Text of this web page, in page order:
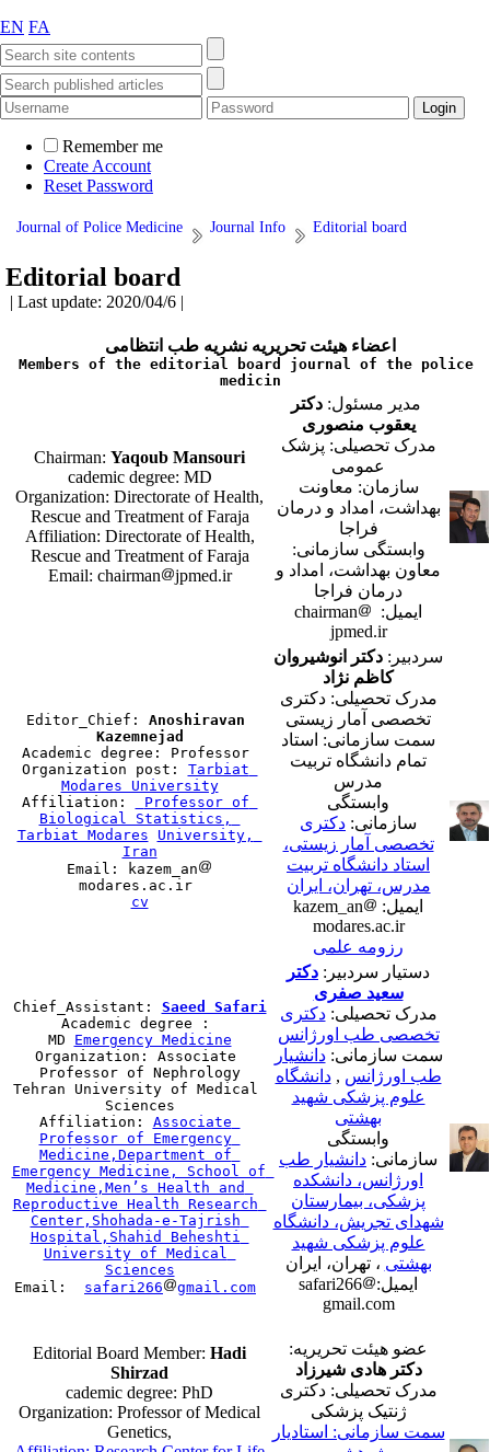
EN FA
Remember me
Create Account
Reset Password
Journal of Police Medicine Journal Info Editorial board
Editorial board
| Last update: 2020/04/6 |
اعضاء هیئت تحریریه نشریه طب انتظامی
Members of the editorial board journal of the police
medicin
مدیر مسئول: دکتر
یعقوب منصوری
مدرک تحصیلی: پزشک
عمومی
سازمان: معاونت
بهداشت، امداد و درمان
فراجا
وابستگی سازمانی:
معاون بهداشت، امداد و
درمان فراجا
ایمیل: chairman
jpmed.ir
Chairman: Yaqoub Mansouri
cademic degree: MD
Organization: Directorate of Health,
Rescue and Treatment of Faraja
Affiliation: Directorate of Health,
Rescue and Treatment of Faraja
Email: chairman
jpmed.ir
سردبیر: دکتر انوشیروان
کاظم نژاد
مدرک تحصیلی: دکتری
تخصصی آمار زیستی
سمت سازمانی: استاد
تمام دانشگاه تربیت
مدرس
وابستگی
سازمانی: دکتری
تخصصی آمار زیستی،
استاد دانشگاه تربیت
مدرس، تهران، ایران
ایمیل: kazem_an
modares.ac.ir
رزومه علمی
Editor_Chief: Anoshiravan
Kazemnejad
Academic degree: Professor
Organization post: Tarbiat
Modares University
Affiliation:
Professor of
Biological Statistics,
Tarbiat Modares
University,
Email: kazem_an
cv
دستیار سردبیر: دکتر
سعید صفری
مدرک تحصیلی:دکتری
تخصصی طب اورژانس
سمت سازمانی:دانشیار
طب اورژانس ,دانشگاه
علوم پزشکی شهید
بهشتی
وابستگی
سازمانی: دانشیار طب
اورژانس، دانشکده
پزشکی، بیمارستان
شهدای تجریش، دانشگاه
علوم پزشکی شهید
بهشتی ، تهران، ایران
ایمیل:safari266
gmail.com
Chief_Assistant: Saeed Safari
Academic degree :
MD
Organization: Associate
Professor of Nephrology
Tehran University of Medical
Sciences
Affiliation: Associate
Professor of Emergency
Medicine,Department of
Emergency Medicine, School of
Medicine,Men’s Health and
Reproductive Health Research
Center,Shohada-e-Tajrish
Hospital,Shahid Beheshti
University of Medical
Email: ‏safari266 gmail.com
عضو هیئت تحریریه:
دکتر هادی شیرزاد
مدرک تحصیلی: دکتری
ژنتیک پزشکی
سمت سازمانی: استادیار
Editorial Board Member: Hadi
Shirzad
cademic degree: PhD
Organization: Professor of Medical
Genetics,